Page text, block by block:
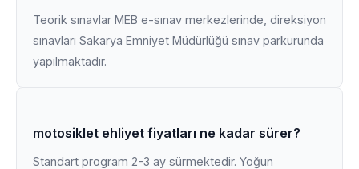
Teorik sınavlar MEB e-sınav merkezlerinde, direksiyon
sınavları Sakarya Emniyet Müdürlüğü sınav parkurunda
yapılmaktadır.
motosiklet ehliyet fiyatları ne kadar sürer?
Standart program 2-3 ay sürmektedir. Yoğun